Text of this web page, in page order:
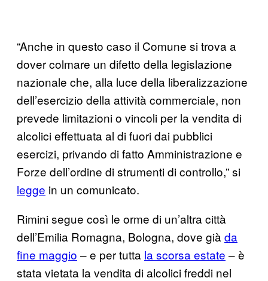
“Anche in questo caso il Comune si trova a
dover colmare un difetto della legislazione
nazionale che, alla luce della liberalizzazione
dell’esercizio della attività commerciale, non
prevede limitazioni o vincoli per la vendita di
alcolici effettuata al di fuori dai pubblici
esercizi, privando di fatto Amministrazione e
Forze dell’ordine di strumenti di controllo,” si
legge in un comunicato.
Rimini segue così le orme di un’altra città
dell’Emilia Romagna, Bologna, dove già da
fine maggio – e per tutta la scorsa estate – è
stata vietata la vendita di alcolici freddi nel